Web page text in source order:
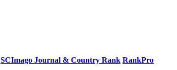
SCImago Journal & Country Rank RankPro